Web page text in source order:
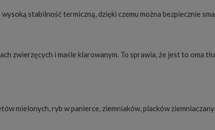
stabilność termiczną, dzięki czemu można bezpiecznie
zwierzęcych i maśle klarowanym. To sprawia, że jest to oma
mielonych, ryb w panierce, ziemniaków, placków